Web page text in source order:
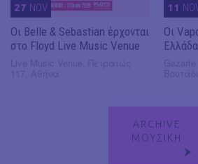
27 NOV
Οι Belle & Sebastian έρχονται
στο Floyd Live Music Venue
11
Οι
Ελλάδα
ARCHIVE
ΜΟΥΣΙΚΗ